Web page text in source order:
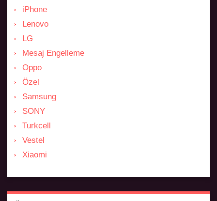
iPhone
Lenovo
LG
Mesaj Engelleme
Oppo
Özel
Samsung
SONY
Turkcell
Vestel
Xiaomi